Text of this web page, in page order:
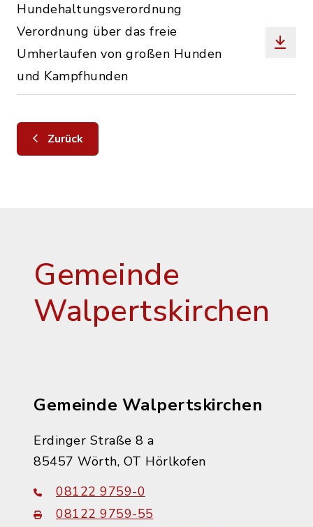
Hundehaltungsverordnung
Verordnung über das freie
Umherlaufen von großen Hunden
und Kampfhunden
Zurück
Gemeinde
Walpertskirchen
Gemeinde Walpertskirchen
Erdinger Straße 8 a
85457 Wörth, OT Hörlkofen
08122 9759-0
08122 9759-55